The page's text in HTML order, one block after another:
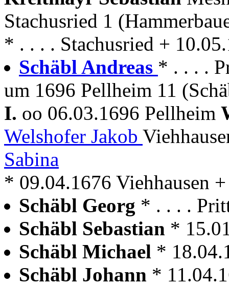
Stachusried 1
* . . . . Stachusried +
Schäbl Andreas * . . . .
um 1696 Pellheim 11
I. oo 06.03.1696 Pellheim
Welshofer Jakob
Sabina
* 09.04.1676 Viehhausen
Schäbl Georg * . . . .
Schäbl Sebastian *
Schäbl Michael *
Schäbl Johann *